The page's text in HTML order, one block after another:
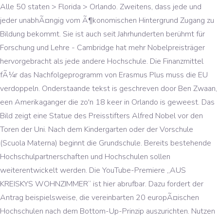
Alle 50 staten > Florida > Orlando. Zweitens, dass jede und
jeder unabhÃ¤ngig vom Ã¶konomischen Hintergrund Zugang zu
Bildung bekommt. Sie ist auch seit Jahrhunderten berühmt für
Forschung und Lehre - Cambridge hat mehr Nobelpreisträger
hervorgebracht als jede andere Hochschule. Die Finanzmittel
fÃ¼r das Nachfolgeprogramm von Erasmus Plus muss die EU
verdoppeln. Onderstaande tekst is geschreven door Ben Zwaan,
een Amerikaganger die zo'n 18 keer in Orlando is geweest. Das
Bild zeigt eine Statue des Preisstifters Alfred Nobel vor den
Toren der Uni. Nach dem Kindergarten oder der Vorschule
(Scuola Materna) beginnt die Grundschule. Bereits bestehende
Hochschulpartnerschaften und Hochschulen sollen
weiterentwickelt werden. Die YouTube-Premiere „AUS
KREISKYS WOHNZIMMER“ ist hier abrufbar. Dazu fordert der
Antrag beispielsweise, die vereinbarten 20 europÃ¤ischen
Hochschulen nach dem Bottom-Up-Prinzip auszurichten. Nutzen